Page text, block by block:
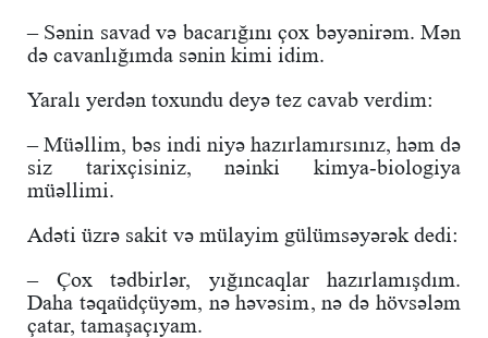
– Sənin savad və bacarığını çox bəyənirəm. Mən
də cavanlığımda sənin kimi idim.
Yaralı yerdən toxundu deyə tez cavab verdim:
– Müəllim, bəs indi niyə hazırlamırsınız, həm də
siz tarixçisiniz, nəinki kimya-biologiya
müəllimi.
Adəti üzrə sakit və mülayim gülümsəyərək dedi:
– Çox tədbirlər, yığıncaqlar hazırlamışdım.
Daha təqaüdçüyəm, nə həvəsim, nə də hövsələm
çatar, tamaşaçıyam.